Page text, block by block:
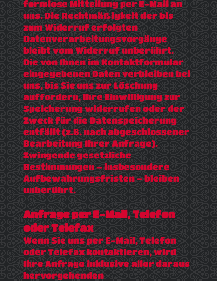
formlose Mitteilung per E-Mail an
uns. Die Rechtmäßigkeit der bis
zum Widerruf erfolgten
Datenverarbeitungsvorgänge
bleibt vom Widerruf unberührt.
Die von Ihnen im Kontaktformular
eingegebenen Daten verbleiben bei
uns, bis Sie uns zur Löschung
auffordern, Ihre Einwilligung zur
Speicherung widerrufen oder der
Zweck für die Datenspeicherung
entfällt (z.B. nach abgeschlossener
Bearbeitung Ihrer Anfrage).
Zwingende gesetzliche
Bestimmungen – insbesondere
Aufbewahrungsfristen – bleiben
unberührt.
Anfrage per E-Mail, Telefon
oder Telefax
Wenn Sie uns per E-Mail, Telefon
oder Telefax kontaktieren, wird
Ihre Anfrage inklusive aller daraus
hervorgehenden